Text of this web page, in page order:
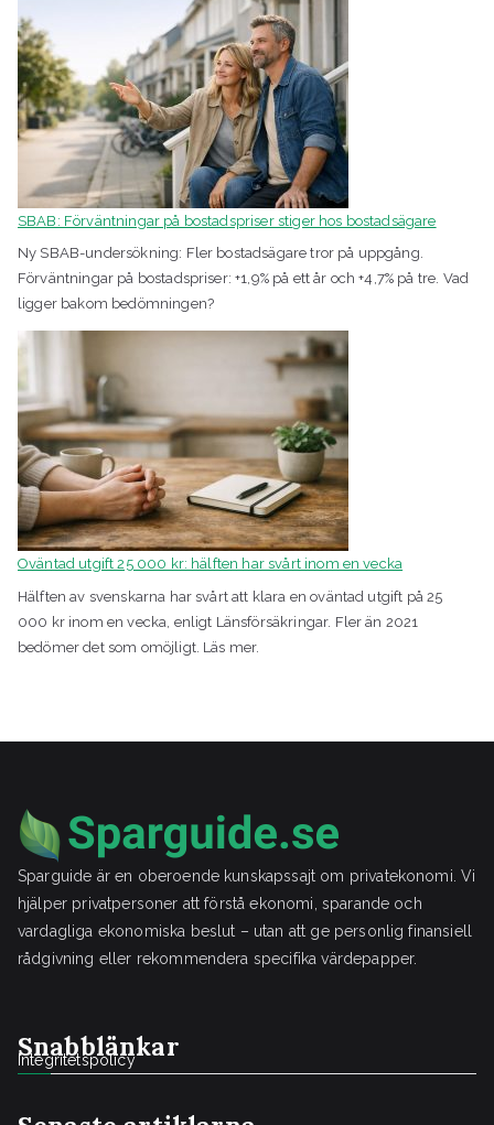
SBAB: Förväntningar på bostadspriser stiger hos bostadsägare
Ny SBAB-undersökning: Fler bostadsägare tror på uppgång.
Förväntningar på bostadspriser: +1,9% på ett år och +4,7% på tre. Vad
ligger bakom bedömningen?
Oväntad utgift 25 000 kr: hälften har svårt inom en vecka
Hälften av svenskarna har svårt att klara en oväntad utgift på 25
000 kr inom en vecka, enligt Länsförsäkringar. Fler än 2021
bedömer det som omöjligt. Läs mer.
Sparguide är en oberoende kunskapssajt om privatekonomi. Vi
hjälper privatpersoner att förstå ekonomi, sparande och
vardagliga ekonomiska beslut – utan att ge personlig finansiell
rådgivning eller rekommendera specifika värdepapper.
Snabblänkar
Integritetspolicy